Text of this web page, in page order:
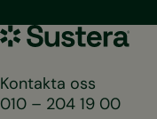
Sustera
Sweden
Kontakta oss
010 – 204 19 00